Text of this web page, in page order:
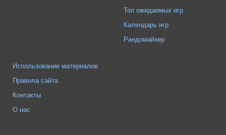
Топ ожидаемых игр
Календарь игр
Рандомайзер
Использование материалов
Правила сайта
Контакты
О нас